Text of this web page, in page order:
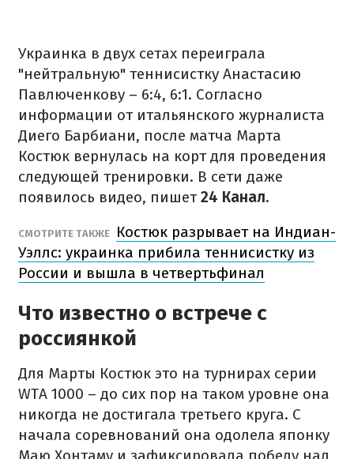
Украинка в двух сетах переиграла
"нейтральную" теннисистку Анастасию
Павлюченкову – 6:4, 6:1. Согласно
информации от итальянского журналиста
Диего Барбиани, после матча Марта
Костюк вернулась на корт для проведения
следующей тренировки. В сети даже
появилось видео, пишет24 Канал.
СМОТРИТЕ ТАКЖЕ
Костюк разрывает на Индиан-
Уэллс: украинка прибила теннисистку из
России и вышла в четвертьфинал
Что известно о встрече с
россиянкой
Для Марты Костюк это на турнирах серии
WTA 1000 – до сих пор на таком уровне она
никогда не достигала третьего круга. С
начала соревнований она одолела японку